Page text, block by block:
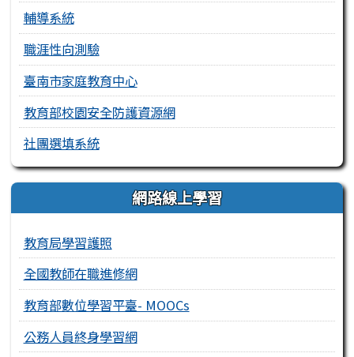
輔導系統
職涯性向測驗
臺南市家庭教育中心
教育部校園安全防護資源網
社團選填系統
網路線上學習
教育局學習護照
全國教師在職進修網
教育部數位學習平臺- MOOCs
公務人員終身學習網